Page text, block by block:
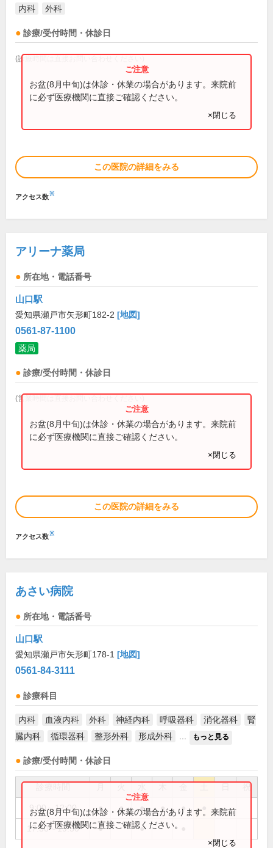
内科 外科
診療/受付時間・休診日
(診療時間は直接お問い合わせください)
お盆(8月中旬)は休診・休業の場合があります。来院前
に必ず医療機関に直接ご確認ください。
×閉じる
この医院の詳細をみる
アクセス数※
アリーナ薬局
所在地・電話番号
山口駅
愛知県瀬戸市矢形町182-2 [地図]
0561-87-1100
薬局
診療/受付時間・休診日
(営業時間は直接お問い合わせください)
お盆(8月中旬)は休診・休業の場合があります。来院前
に必ず医療機関に直接ご確認ください。
×閉じる
この医院の詳細をみる
アクセス数※
あさい病院
所在地・電話番号
山口駅
愛知県瀬戸市矢形町178-1 [地図]
0561-84-3111
診療科目
内科 血液内科 外科 神経内科 呼吸器科 消化器科
腎
臓内科
循環器科 整形外科 形成外科 もっと見る
診療/受付時間・休診日
祝
9:00～12:00 ● ● ● ● ●
17:30～19:30 ● ●
お盆(8月中旬)は休診・休業の場合があります。来院前
に必ず医療機関に直接ご確認ください。
×閉じる